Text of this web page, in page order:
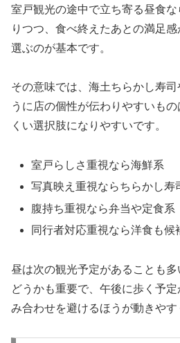
室戸観光の途中で立ち寄る昼食
りつつ、食べ終えたあとの満足
選ぶのが基本です。
その意味では、海土ちらかし寿
うに店の個性が伝わりやすいも
くい選択肢になりやすいです。
室戸らしさ重視なら海鮮系
写真映え重視ならちらかし寿
腹持ち重視なら弁当や定食系
同行者対応重視なら洋食も候
昼は次の観光予定があることも
どうかも重要で、午後に歩く予
み合わせを避けるほうが動きやす